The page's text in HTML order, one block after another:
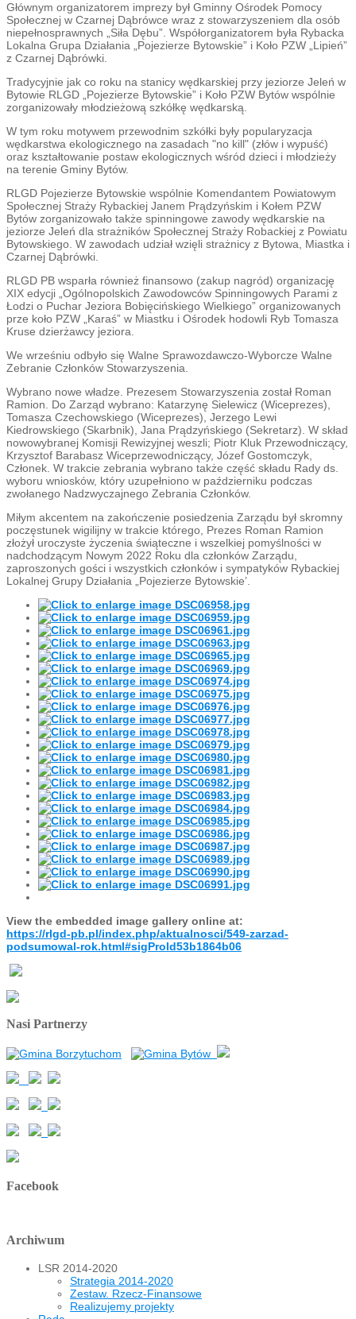
Głównym organizatorem imprezy był Gminny Ośrodek Pomocy
Społecznej w Czarnej Dąbrówce wraz z stowarzyszeniem dla osób
niepełnosprawnych „Siła Dębu”. Współorganizatorem była Rybacka
Lokalna Grupa Działania „Pojezierze Bytowskie” i Koło PZW „Lipień”
z Czarnej Dąbrówki.
Tradycyjnie jak co roku na stanicy wędkarskiej przy jeziorze Jeleń w
Bytowie RLGD „Pojezierze Bytowskie” i Koło PZW Bytów wspólnie
zorganizowały młodzieżową szkółkę wędkarską.
W tym roku motywem przewodnim szkółki były popularyzacja
wędkarstwa ekologicznego na zasadach "no kill" (złów i wypuść)
oraz kształtowanie postaw ekologicznych wśród dzieci i młodzieży
na terenie Gminy Bytów.
RLGD Pojezierze Bytowskie wspólnie Komendantem Powiatowym
Społecznej Straży Rybackiej Janem Prądzyńskim i Kołem PZW
Bytów zorganizowało także spinningowe zawody wędkarskie na
jeziorze Jeleń dla strażników Społecznej Straży Robackiej z Powiatu
Bytowskiego. W zawodach udział wzięli strażnicy z Bytowa, Miastka i
Czarnej Dąbrówki.
RLGD PB wsparła również finansowo (zakup nagród) organizację
XIX edycji „Ogólnopolskich Zawodowców Spinningowych Parami z
Łodzi o Puchar Jeziora Bobięcińskiego Wielkiego” organizowanych
prze koło PZW „Karaś” w Miastku i Ośrodek hodowli Ryb Tomasza
Kruse dzierżawcy jeziora.
We wrześniu odbyło się Walne Sprawozdawczo-Wyborcze Walne
Zebranie Członków Stowarzyszenia.
Wybrano nowe władze. Prezesem Stowarzyszenia został Roman
Ramion. Do Zarząd wybrano: Katarzynę Sielewicz (Wiceprezes),
Tomasza Czechowskiego (Wiceprezes), Jerzego Lewi
Kiedrowskiego (Skarbnik), Jana Prądzyńskiego (Sekretarz). W skład
nowowybranej Komisji Rewizyjnej weszli; Piotr Kluk Przewodniczący,
Krzysztof Barabasz Wiceprzewodniczący, Józef Gostomczyk,
Członek. W trakcie zebrania wybrano także część składu Rady ds.
wyboru wniosków, który uzupełniono w październiku podczas
zwołanego Nadzwyczajnego Zebrania Członków.
Miłym akcentem na zakończenie posiedzenia Zarządu był skromny
poczęstunek wigilijny w trakcie którego, Prezes Roman Ramion
złożył uroczyste życzenia świąteczne i wszelkiej pomyślności w
nadchodzącym Nowym 2022 Roku dla członków Zarządu,
zaproszonych gości i wszystkich członków i sympatyków Rybackiej
Lokalnej Grupy Działania „Pojezierze Bytowskie’.
View the embedded image gallery online at:
https://rlgd-pb.pl/index.php/aktualnosci/549-zarzad-
podsumowal-rok.html#sigProId53b1864b06
Nasi Partnerzy
Facebook
Archiwum
LSR 2014-2020
Strategia 2014-2020
Zestaw. Rzecz-Finansowe
Realizujemy projekty